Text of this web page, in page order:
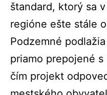
štandard, ktorý sa
regióne ešte stále
Podzemné
priamo prepojené
čím projekt